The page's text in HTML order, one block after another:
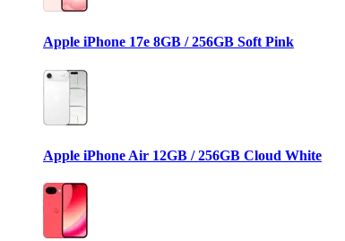
Apple iPhone 17e 8GB / 256GB Soft Pink
Apple iPhone Air 12GB / 256GB Cloud White